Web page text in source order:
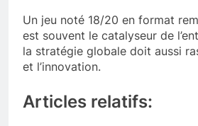
Un jeu noté 18/20 en format
est souvent le catalyseur de
la stratégie globale doit aussi
et l’innovation.
Articles relatifs: